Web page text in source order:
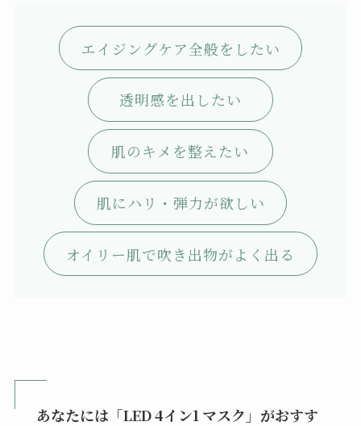
エイジングケア全般をしたい
透明感を出したい
肌のキメを整えたい
肌にハリ・弾力が欲しい
オイリー肌で吹き出物がよく出る
あなたには「LED 4イン1 マスク」がおすす